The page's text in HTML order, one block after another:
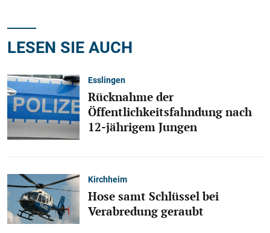
LESEN SIE AUCH
Esslingen
Rücknahme der
Öffentlichkeitsfahndung nach
12-jährigem Jungen
Kirchheim
Hose samt Schlüssel bei
Verabredung geraubt